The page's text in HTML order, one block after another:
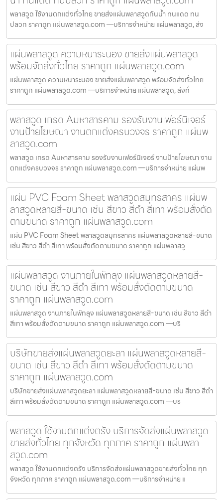
พลาสวูด ใช้งานตกแต่งทั่วไทย ขายส่งแผ่นพลาสวูดกันน้ำ ทนแดด ทน
ปลวก ราคาถูก แผ่นพลาสวูด.com —บริการจำหน่าย แผ่นพลาสวูด, ส่ง
แผ่นพลาสวูด ความหนาระนอง ขายส่งแผ่นพลาสวูด
พร้อมจัดส่งทั่วไทย ราคาถูก แผ่นพลาสวูด.com
แผ่นพลาสวูด ความหนาระนอง ขายส่งแผ่นพลาสวูด พร้อมจัดส่งทั่วไทย
ราคาถูก แผ่นพลาสวูด.com —บริการจำหน่าย แผ่นพลาสวูด, ส่งทั่
พลาสวูด เกรด Aมหาสารคาม รองรับงานเฟอร์นิเจอร์
งานป้ายโฆษณา งานตกแต่งครบวงจร ราคาถูก แผ่นพ
ลาสวูด.com
พลาสวูด เกรด Aมหาสารคาม รองรับงานเฟอร์นิเจอร์ งานป้ายโฆษณา งาน
ตกแต่งครบวงจร ราคาถูก แผ่นพลาสวูด.com —บริการจำหน่าย แผ่นพ
แผ่น PVC Foam Sheet พลาสวูดสมุทรสาคร แผ่นพ
ลาสวูดหลายสี-ขนาด เช่น สีขาว สีดำ สีเทา พร้อมสั่งตัด
ตามขนาด ราคาถูก แผ่นพลาสวูด.com
แผ่น PVC Foam Sheet พลาสวูดสมุทรสาคร แผ่นพลาสวูดหลายสี-ขนาด
เช่น สีขาว สีดำ สีเทา พร้อมสั่งตัดตามขนาด ราคาถูก แผ่นพลาสวู
แผ่นพลาสวูด งานภายในพัทลุง แผ่นพลาสวูดหลายสี-
ขนาด เช่น สีขาว สีดำ สีเทา พร้อมสั่งตัดตามขนาด
ราคาถูก แผ่นพลาสวูด.com
แผ่นพลาสวูด งานภายในพัทลุง แผ่นพลาสวูดหลายสี-ขนาด เช่น สีขาว สีดำ
สีเทา พร้อมสั่งตัดตามขนาด ราคาถูก แผ่นพลาสวูด.com —บริ
บริษัทขายส่งแผ่นพลาสวูดยะลา แผ่นพลาสวูดหลายสี-
ขนาด เช่น สีขาว สีดำ สีเทา พร้อมสั่งตัดตามขนาด
ราคาถูก แผ่นพลาสวูด.com
บริษัทขายส่งแผ่นพลาสวูดยะลา แผ่นพลาสวูดหลายสี-ขนาด เช่น สีขาว สีดำ
สีเทา พร้อมสั่งตัดตามขนาด ราคาถูก แผ่นพลาสวูด.com —บร
พลาสวูด ใช้งานตกแต่งตรัง บริการจัดส่งแผ่นพลาสวูด
ขายส่งทั่วไทย ทุกจังหวัด ทุกภาค ราคาถูก แผ่นพลา
สวูด.com
พลาสวูด ใช้งานตกแต่งตรัง บริการจัดส่งแผ่นพลาสวูดขายส่งทั่วไทย ทุก
จังหวัด ทุกภาค ราคาถูก แผ่นพลาสวูด.com —บริการจำหน่าย แ